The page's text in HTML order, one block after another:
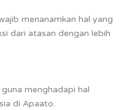
menanamkan hal yang
dari atasan dengan lebih
menghadapi hal
di Apaato.